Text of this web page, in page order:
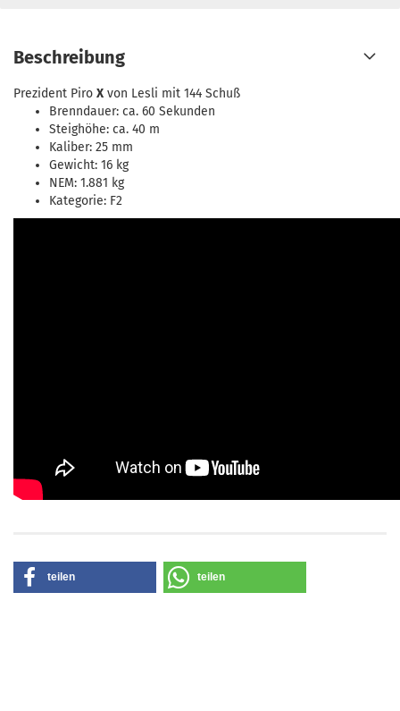
Beschreibung
Prezident Piro X von Lesli mit 144 Schuß
Brenndauer: ca. 60 Sekunden
Steighöhe: ca. 40 m
Kaliber: 25 mm
Gewicht: 16 kg
NEM: 1.881 kg
Kategorie: F2
teilen teilen